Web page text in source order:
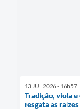
13 JUL 2026 - 16h57
Tradição, viola
resgata as